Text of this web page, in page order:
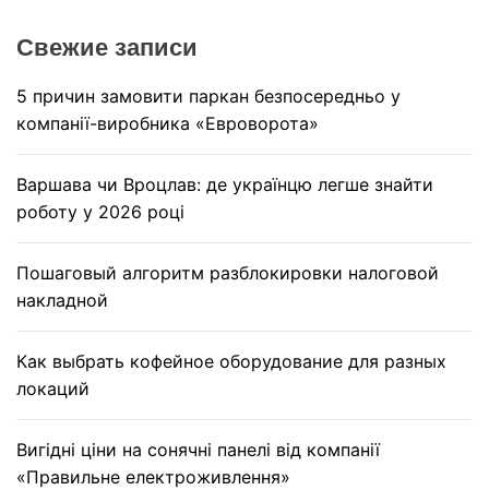
Свежие записи
5 причин замовити паркан безпосередньо у
компанії-виробника «Евроворота»
Варшава чи Вроцлав: де українцю легше знайти
роботу у 2026 році
Пошаговый алгоритм разблокировки налоговой
накладной
Как выбрать кофейное оборудование для разных
локаций
Вигідні ціни на сонячні панелі від компанії
«Правильне електроживлення»